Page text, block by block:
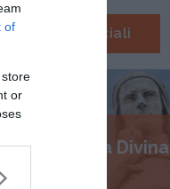
of
or
I nostri speciali
della Divina